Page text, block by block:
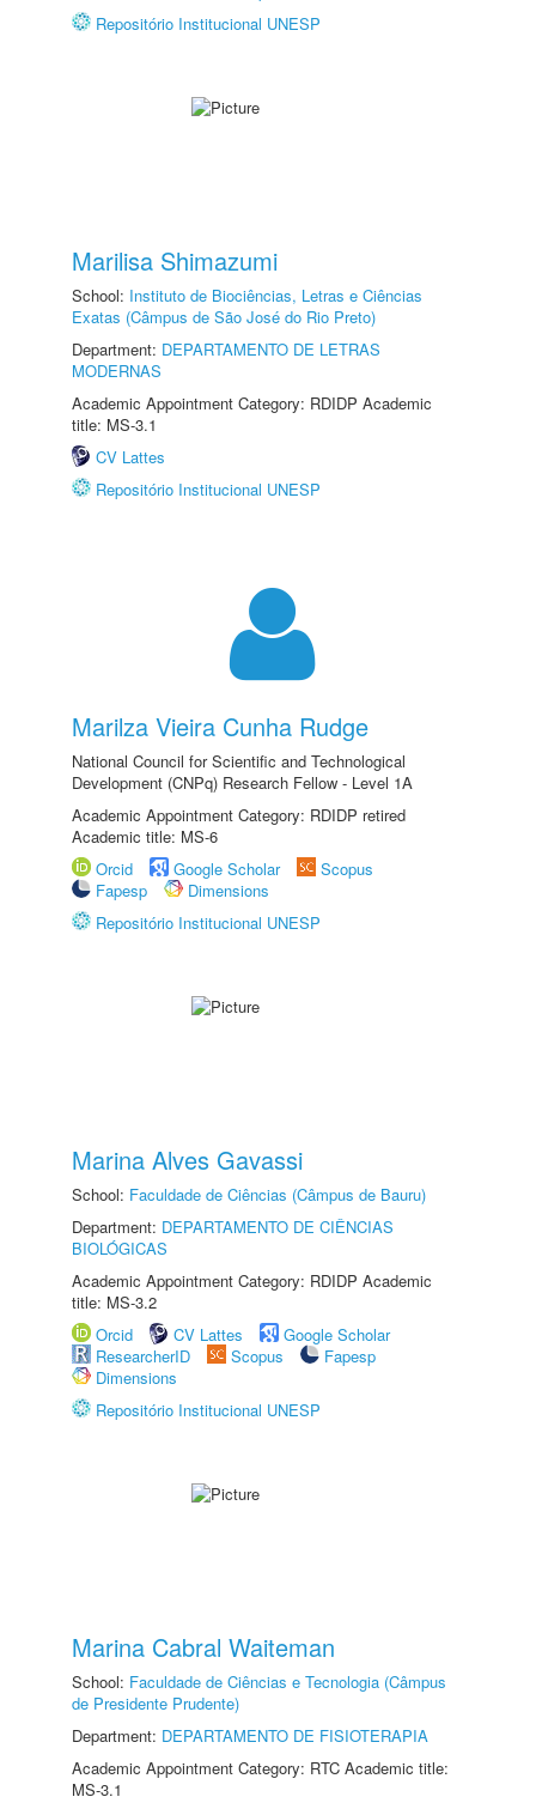
Repositório Institucional UNESP
Marilisa Shimazumi
School: Instituto de Biociências, Letras e Ciências
Exatas (Câmpus de São José do Rio Preto)
Department: DEPARTAMENTO DE LETRAS
MODERNAS
Academic Appointment Category: RDIDP Academic
title: MS-3.1
CV Lattes
Repositório Institucional UNESP
Marilza Vieira Cunha Rudge
National Council for Scientific and Technological
Development (CNPq) Research Fellow - Level 1A
Academic Appointment Category: RDIDP retired
Academic title: MS-6
Orcid
Google Scholar
Scopus
Fapesp
Dimensions
Repositório Institucional UNESP
Marina Alves Gavassi
School: Faculdade de Ciências (Câmpus de Bauru)
Department: DEPARTAMENTO DE CIÊNCIAS
BIOLÓGICAS
Academic Appointment Category: RDIDP Academic
title: MS-3.2
Orcid
CV Lattes
Google Scholar
ResearcherID
Scopus
Fapesp
Dimensions
Repositório Institucional UNESP
Marina Cabral Waiteman
School: Faculdade de Ciências e Tecnologia (Câmpus
de Presidente Prudente)
Department: DEPARTAMENTO DE FISIOTERAPIA
Academic Appointment Category: RTC Academic title:
MS-3.1